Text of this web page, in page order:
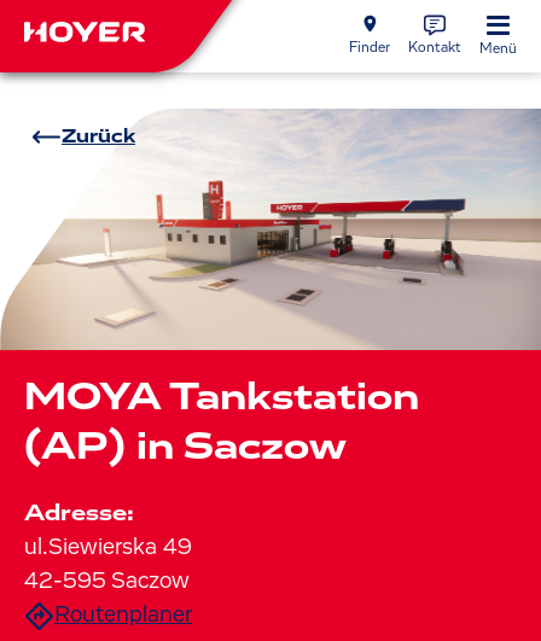
Finder Kontakt Menü
Zurück
MOYA Tankstation
(AP) in Saczow
Adresse:
ul.Siewierska 49
42-595 Saczow
Routenplaner